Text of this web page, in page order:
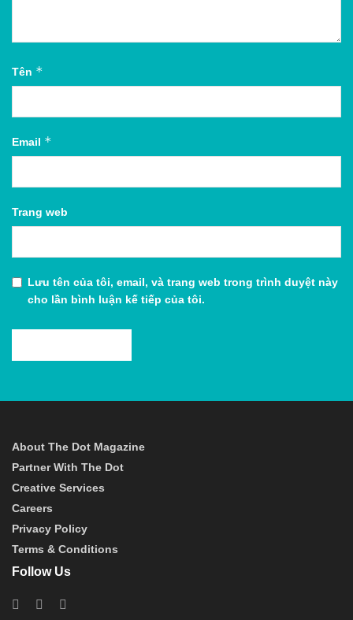
Tên *
Email *
Trang web
Lưu tên của tôi, email, và trang web trong trình duyệt này
cho lần bình luận kế tiếp của tôi.
About The Dot Magazine
Partner With The Dot
Creative Services
Careers
Privacy Policy
Terms & Conditions
Follow Us